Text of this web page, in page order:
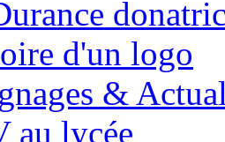
d'un logo
&
au lycée